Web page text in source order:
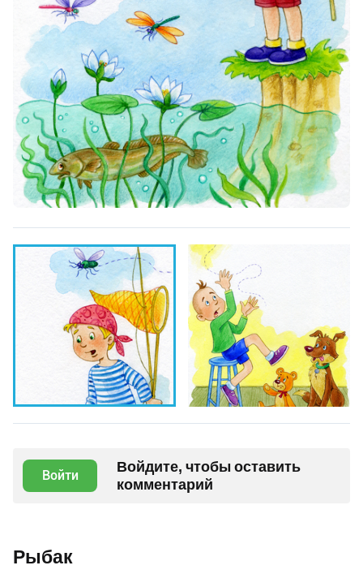
Войти
Войдите, чтобы оставить
комментарий
Рыбак